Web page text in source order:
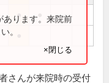
●
あります。来院前
。
×閉じる
さんが来院時の受付